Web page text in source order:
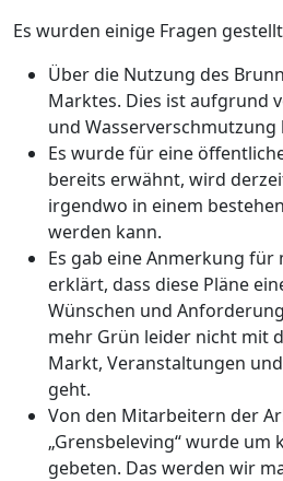
Es wurden einige Fragen
Über die Nutzung des
Marktes. Dies ist aufgrund
und
Es wurde für eine
bereits erwähnt, wird
irgendwo in einem
werden kann.
Es gab eine Anmerkung für
erklärt, dass diese Pläne
Wünschen und
mehr Grün leider nicht mit
Markt, Veranstaltungen
geht.
Von den Mitarbeitern der
„Grensbeleving“ wurde um
gebeten. Das werden wir